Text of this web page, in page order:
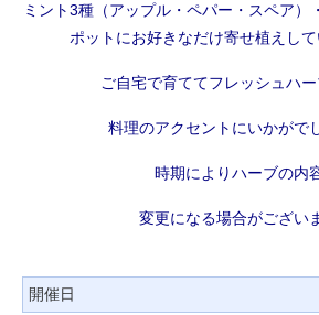
ミント3種（アップル・ペパー・スペア）
ポットにお好きなだけ寄せ植えして
ご自宅で育ててフレッシュハ
料理のアクセントにいかがで
時期によりハーブの内
変更になる場合がござい
開催日